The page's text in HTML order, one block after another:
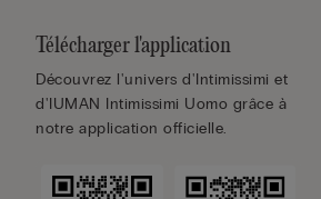
Télécharger l'application
Découvrez l'univers d'Intimissimi et
d'IUMAN Intimissimi Uomo grâce à
notre application officielle.